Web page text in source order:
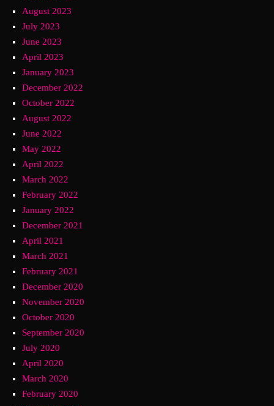
August 2023
July 2023
June 2023
April 2023
January 2023
December 2022
October 2022
August 2022
June 2022
May 2022
April 2022
March 2022
February 2022
January 2022
December 2021
April 2021
March 2021
February 2021
December 2020
November 2020
October 2020
September 2020
July 2020
April 2020
March 2020
February 2020